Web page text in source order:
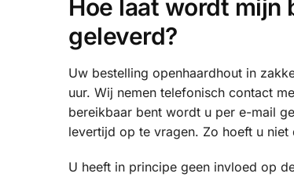
Hoe laat wordt mijn
geleverd?
Uw bestelling openhaardhout in
uur. Wij nemen telefonisch contact
bereikbaar bent wordt u per e-mail
levertijd op te vragen. Zo hoeft u
U heeft in principe geen invloed op